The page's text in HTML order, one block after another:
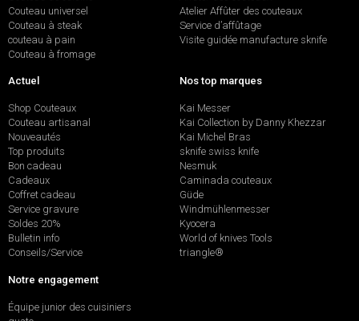
Couteau universel
Couteau à steak
couteau à pain
Couteau à fromage
Atelier Affûter des couteaux
Service d’affûtage
Visite guidée manufacture sknife
Actuel
Shop Couteaux
Couteau artisanal
Nouveautés
Top produits
Bon cadeau
Cadeaux
Coffret cadeau
Service gravure
Soldes 20%
Bulletin info
Conseils/Service
Nos top marques
Kai Messer
Kai Collection by Danny Khezzar
Kai Michel Bras
sknife swiss knife
Nesmuk
Caminada couteaux
Güde
Windmühlenmesser
Kyocera
World of knives Tools
triangle®
Notre engagement
Équipe junior des cuisiniers